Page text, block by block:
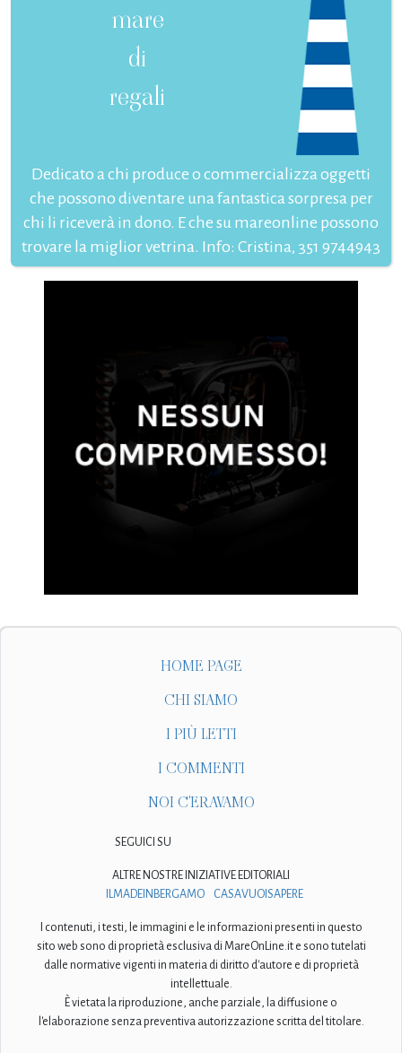
mare
di
regali
Dedicato a chi produce o commercializza oggetti
che possono diventare una fantastica sorpresa per
chi li riceverà in dono. E che su mareonline possono
trovare la miglior vetrina. Info: Cristina, 351 9744943
HOME PAGE
CHI SIAMO
I PIÙ LETTI
I COMMENTI
NOI C'ERAVAMO
SEGUICI SU
ALTRE NOSTRE INIZIATIVE EDITORIALI
ILMADEINBERGAMO
CASAVUOISAPERE
I contenuti, i testi, le immagini e le informazioni presenti in questo
sito web sono di proprietà esclusiva di MareOnLine.it e sono tutelati
dalle normative vigenti in materia di diritto d'autore e di proprietà
intellettuale.
È vietata la riproduzione, anche parziale, la diffusione o
l'elaborazione senza preventiva autorizzazione scritta del titolare.